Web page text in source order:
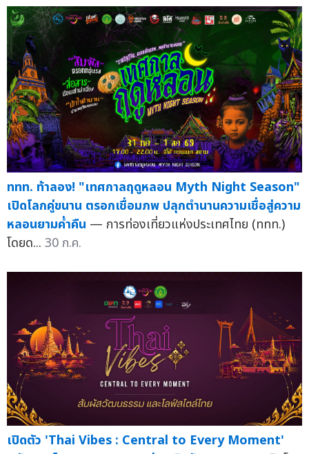
ททท. ท้าลอง! "เทศกาลฤดูหลอน Myth Night Season"
เปิดโลกคู่ขนาน ตรอกเชื่อมภพ ปลุกตำนานความเชื่อสู่ความ
หลอนยามค่ำคืน — การท่องเที่ยวแห่งประเทศไทย (ททท.)
โดยด... 30 ก.ค.
เปิดตัว 'Thai Vibes : Central to Every Moment'